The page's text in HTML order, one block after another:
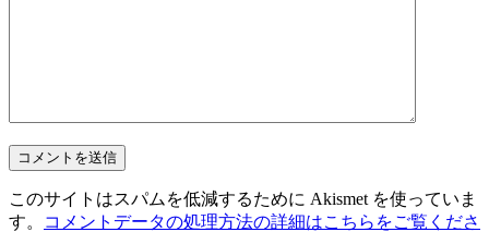
このサイトはスパムを低減するために Akismet を使っていま
す。
コメントデータの処理方法の詳細はこちらをご覧くださ